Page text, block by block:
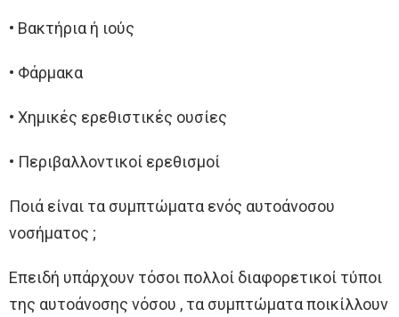
• Βακτήρια ή ιούς
• Φάρμακα
• Χημικές ερεθιστικές ουσίες
• Περιβαλλοντικοί ερεθισμοί
Ποιά είναι τα συμπτώματα ενός αυτοάνοσου
νοσήματος ;
Επειδή υπάρχουν τόσοι πολλοί διαφορετικοί τύποι
της αυτοάνοσης νόσου , τα συμπτώματα ποικίλλουν